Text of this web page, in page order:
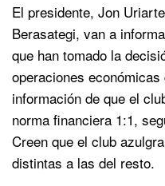
El presidente, Jon
Berasategi, van a
que han tomado la
operaciones
información de que el
norma financiera 1:1,
Creen que el club
distintas a las del resto.